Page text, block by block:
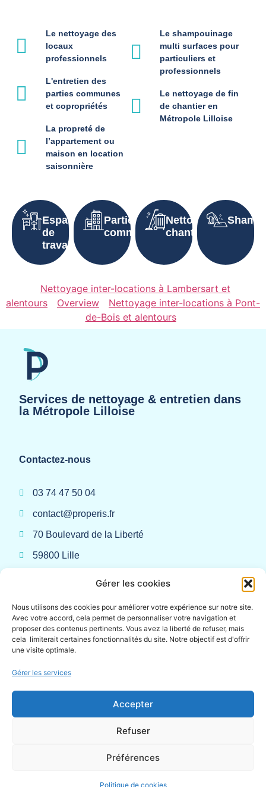
Gérer les cookies
Nous utilisons des cookies pour améliorer votre expérience sur notre site.
Avec votre accord, cela permet de personnaliser votre navigation et
proposer des contenus pertinents. Vous avez la liberté de refuser, mais
cela limiterait certaines fonctionnalités du site. Notre objectif est d'offrir
une visite optimale.
Gérer les services
Accepter
Refuser
Préférences
Politique de cookies
Le nettoyage des
locaux
professionnels
L'entretien des
parties communes
et copropriétés
La propreté de
l’appartement ou
maison en location
saisonnière
Le shampouinage
multi surfaces pour
particuliers et
professionnels
Le nettoyage de fin
de chantier en
Métropole Lilloise
Espaces
de
travail
Parties
communes
Nettoyage
chantier
Nettoyage inter-locations à Lambersart et
alentours
Overview
Nettoyage inter-locations à Pont-
de-Bois et alentours
Services de nettoyage & entretien dans
la Métropole Lilloise
Contactez-nous
03 74 47 50 04
contact@properis.fr
70 Boulevard de la Liberté
59800 Lille
Liens rapides
Qui sommes-nous ?
Demander un devis
FAQ
© 2026 Tous droits réservés - Mentions Légales